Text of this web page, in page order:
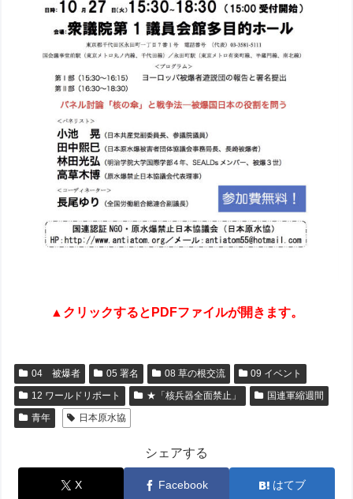
▲クリックするとPDFファイルが開きます。
04 被爆者 05 署名 08 草の根交流
09 イベント
12 ワールドリポート
★「核兵器全面禁止」
国連軍縮週間
青年
日本原水協
シェアする
X Facebook はてブ